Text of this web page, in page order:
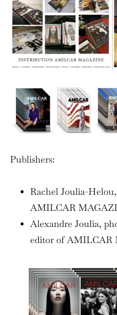
Publishers:
Rachel Joulia-
AMILCAR
Alexandre Joulia,
editor of AMILCAR